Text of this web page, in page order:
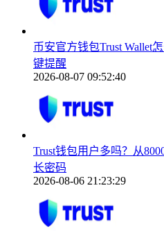
币安官方钱包Trust Wallet
键提醒
2026-08-07 09:52:40
Trust钱包用户多吗？从
长密码
2026-08-06 21:23:29